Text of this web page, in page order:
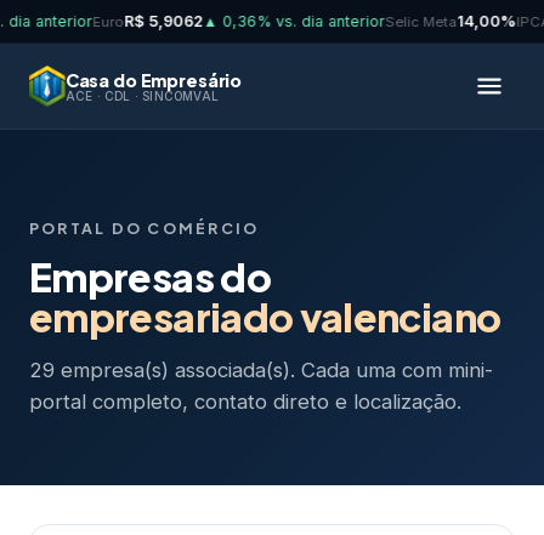
anteriorEuroR$ 5,9062▲ 0,36% vs. dia anteriorSelic Meta14,00%IPCA
Casa do Empresário
ACE · CDL · SINCOMVAL
PORTAL DO COMÉRCIO
Empresas do
empresariado valenciano
29 empresa(s) associada(s). Cada uma com mini-
portal completo, contato direto e localização.